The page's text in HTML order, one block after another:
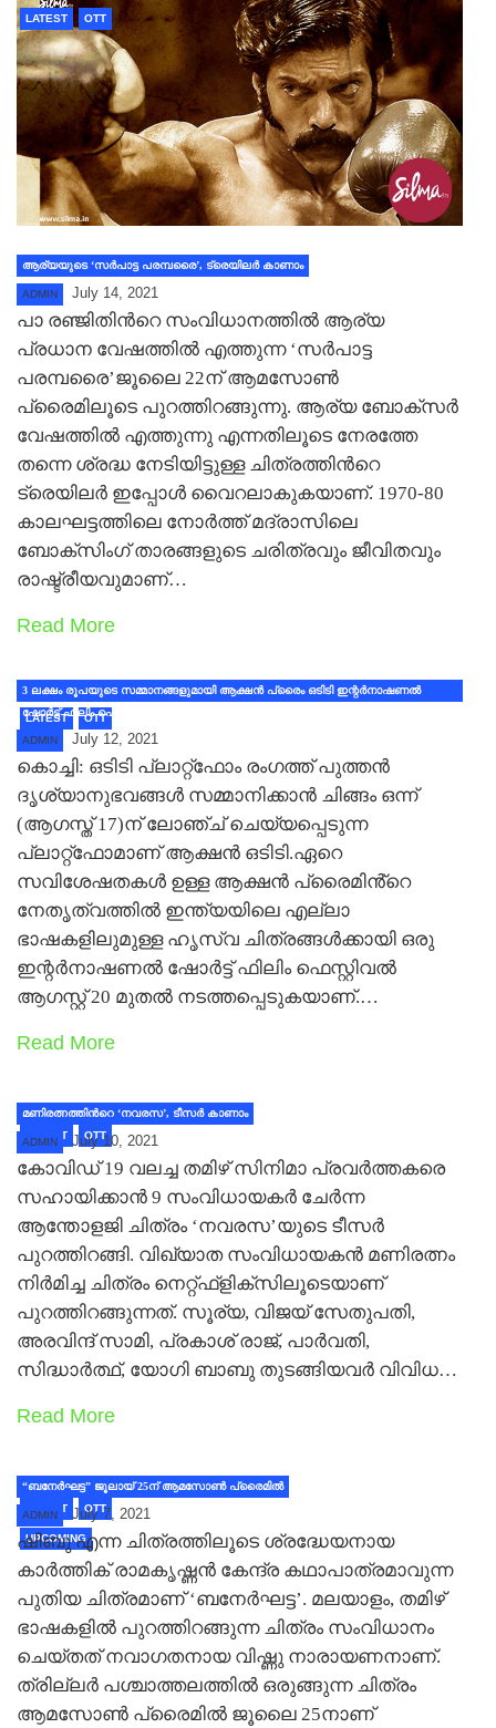
LATEST OTT
ആര്യയുടെ ‘സര്‍പാട്ട പരമ്പരൈ’, ട്രെയിലര്‍ കാണാം
ADMIN July 14, 2021
പാ രഞ്ജിതിന്‍റെ സംവിധാനത്തില്‍ ആര്യ
പ്രധാന വേഷത്തില്‍ എത്തുന്ന ‘സര്‍പാട്ട
പരമ്പരൈ’ജൂലൈ 22ന് ആമസോണ്‍
പ്രൈമിലൂടെ പുറത്തിറങ്ങുന്നു. ആര്യ ബോക്സര്‍
വേഷത്തില്‍ എത്തുന്നു എന്നതിലൂടെ നേരത്തേ
തന്നെ ശ്രദ്ധ നേടിയിട്ടുള്ള ചിത്രത്തിന്‍റെ
ട്രെയിലര്‍ ഇപ്പോള്‍ വൈറലാകുകയാണ്. 1970-80
കാലഘട്ടത്തിലെ നോര്‍ത്ത് മദ്രാസിലെ
ബോക്‌സിംഗ് താരങ്ങളുടെ ചരിത്രവും ജീവിതവും
രാഷ്ട്രീയവുമാണ്…
Read More
LATEST OTT
3 ലക്ഷം രൂപയുടെ സമ്മാനങ്ങളുമായി ആക്ഷൻ പ്രൈം ഒടിടി ഇന്റർനാഷണൽ
ഷോർട്ട് ഫിലിം ഫെസ്റ്റിവൽ 2021
ADMIN July 12, 2021
കൊച്ചി: ഒടിടി പ്ലാറ്റ്ഫോം രംഗത്ത് പുത്തൻ
ദൃശ്യാനുഭവങ്ങൾ സമ്മാനിക്കാൻ ചിങ്ങം ഒന്ന്
(ആഗസ്ത് 17)ന് ലോഞ്ച് ചെയ്യപ്പെടുന്ന
പ്ലാറ്റ്ഫോമാണ് ആക്ഷൻ ഒടിടി.ഏറെ
സവിശേഷതകൾ ഉള്ള ആക്ഷൻ പ്രൈമിൻ്റെ
നേതൃത്വത്തിൽ ഇന്ത്യയിലെ എല്ലാ
ഭാഷകളിലുമുള്ള ഹൃസ്വ ചിത്രങ്ങൾക്കായി ഒരു
ഇന്റർനാഷണൽ ഷോർട്ട് ഫിലിം ഫെസ്റ്റിവൽ
ആഗസ്റ്റ് 20 മുതൽ നടത്തപ്പെടുകയാണ്.…
Read More
LATEST OTT
മണിരത്നത്തിന്‍റെ ‘നവരസ’, ടീസര്‍ കാണാം
ADMIN July 10, 2021
കോവിഡ് 19 വലച്ച തമിഴ് സിനിമാ പ്രവര്‍ത്തകരെ
സഹായിക്കാന്‍ 9 സംവിധായകര്‍ ചേര്‍ന്ന
ആന്തോളജി ചിത്രം ‘നവരസ’യുടെ ടീസര്‍
പുറത്തിറങ്ങി. വിഖ്യാത സംവിധായകന്‍ മണിരത്നം
നിര്‍മിച്ച ചിത്രം നെറ്റ്ഫ്ളിക്സിലൂടെയാണ്
പുറത്തിറങ്ങുന്നത്. സൂര്യ, വിജയ് സേതുപതി,
അരവിന്ദ് സാമി, പ്രകാശ് രാജ്, പാര്‍വതി,
സിദ്ധാര്‍ത്ഥ്, യോഗി ബാബു തുടങ്ങിയവര്‍ വിവിധ…
Read More
LATEST OTT
UPCOMING
“ബനേർഘട്ട” ജൂലായ് 25ന് ആമസോണ്‍ പ്രൈമില്‍
ADMIN July 7, 2021
ഷിബു എന്ന ചിത്രത്തിലൂടെ ശ്രദ്ധേയനായ
കാര്‍ത്തിക് രാമകൃഷ്ണൻ കേന്ദ്ര കഥാപാത്രമാവുന്ന
പുതിയ ചിത്രമാണ് ‘ബനേർഘട്ട’. മലയാളം, തമിഴ്
ഭാഷകളില്‍ പുറത്തിറങ്ങുന്ന ചിത്രം സംവിധാനം
ചെയ്തത് നവാഗതനായ വിഷ്ണു നാരായണനാണ്.
ത്രില്ലര്‍ പശ്ചാത്തലത്തിൽ ഒരുങ്ങുന്ന ചിത്രം
ആമസോൺ പ്രൈമിൽ ജൂലൈ 25നാണ്